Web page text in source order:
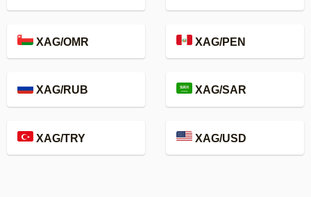
XAG/OMR XAG/PEN
XAG/RUB XAG/SAR
XAG/TRY XAG/USD